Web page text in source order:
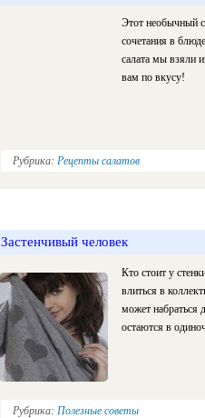
Этот необычный
сочетания в
салата мы взяли
вам по вкусу!
Рубрика: Рецепты салатов
Застенчивый человек
Кто стоит у
влиться в
может набраться
остаются в
Рубрика: Полезные советы